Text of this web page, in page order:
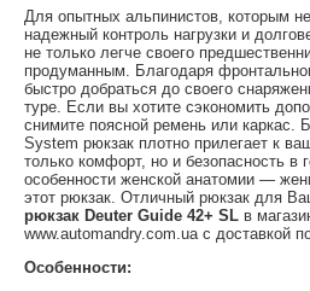
Для опытных альпинистов, которым
надежный контроль нагрузки и
не только легче своего
продуманным. Благодаря
быстро добраться до своего
туре. Если вы хотите сэкономить
снимите поясной ремень или каркас.
System рюкзак плотно прилегает к
только комфорт, но и безопасность в
особенности женской анатомии —
этот рюкзак. Отличный рюкзак для
рюкзак Deuter Guide 42+ SL в
www.automandry.com.ua с доставкой
Особенности: